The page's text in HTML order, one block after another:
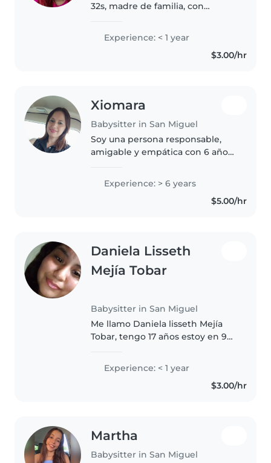
32s, madre de familia, con
niños en diferentes edades,
desde niños pequeños hasta
adolescentes. Me encanta leer
Experience: < 1 year
$3.00/hr
Xiomara
Babysitter in San Miguel
Soy una persona responsable,
amigable y empática con 6 años
niños en edad preescolar,
escolar y adolescentes. Tengo
Experience: > 6 years
$5.00/hr
Daniela Lisseth
Mejía Tobar
Babysitter in San Miguel
Me llamo Daniela lisseth Mejía
Tobar, tengo 17 años estoy en 9
cuidado niños/as con
bipolaridad, he cuidado cuatro
Experience: < 1 year
$3.00/hr
Martha
Babysitter in San Miguel